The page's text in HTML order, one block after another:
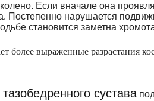
Если вначале она
Постепенно нарушается
становится заметна
более выраженные разрастания
сустава